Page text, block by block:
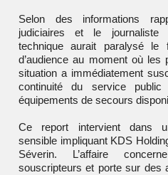
Selon des informations
judiciaires et le journaliste
technique aurait paralysé le
d’audience au moment où les
situation a immédiatement
continuité du service
équipements de secours
Ce report intervient dans
sensible impliquant KDS
Séverin. L’affaire
souscripteurs et porte sur des